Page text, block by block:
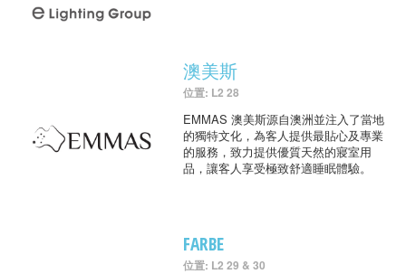
澳美斯
位置: L2 28
EMMAS 澳美斯源自澳洲並注入了當地
的獨特文化，為客人提供最貼心及專業
的服務，致力提供優質天然的寢室用
品，讓客人享受極致舒適睡眠體驗。
FARBE
位置: L2 29 & 30